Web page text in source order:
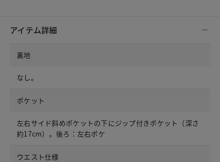
アイテム詳細
裏地
なし。
ポケット
左右サイド斜めポケットの下にジップ付きポケット（深さ
約17cm）。後ろ：左右ポケ
ウエスト仕様